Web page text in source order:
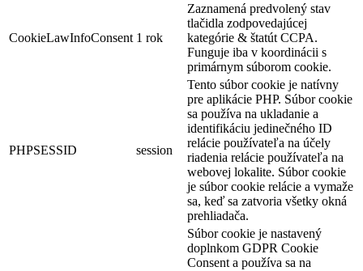
CookieLawInfoConsent 1 rok
Zaznamená predvolený stav
tlačidla zodpovedajúcej
kategórie & štatút CCPA.
Funguje iba v koordinácii s
primárnym súborom cookie.
PHPSESSID session
Tento súbor cookie je natívny
pre aplikácie PHP. Súbor cookie
sa používa na ukladanie a
identifikáciu jedinečného ID
relácie používateľa na účely
riadenia relácie používateľa na
webovej lokalite. Súbor cookie
je súbor cookie relácie a vymaže
sa, keď sa zatvoria všetky okná
prehliadača.
Súbor cookie je nastavený
doplnkom GDPR Cookie
Consent a používa sa na